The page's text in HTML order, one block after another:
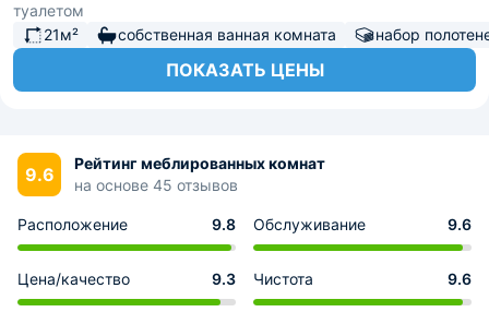
туалетом
21м²
собственная ванная комната набор
ПОКАЗАТЬ ЦЕНЫ
9.6
Рейтинг меблированных комнат
на основе 45 отзывов
Расположение 9.8 Обслуживание 9.6
Цена/качество 9.3 Чистота 9.6